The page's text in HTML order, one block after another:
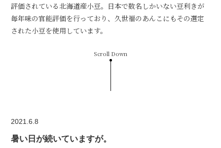
評価されている北海道産小豆。日本で数名しかいない豆利きが
毎年味の官能評価を行っており、久世福のあんこにもその選定
された小豆を使用しています。
Scroll Down
2021.6.8
暑い日が続いていますが。